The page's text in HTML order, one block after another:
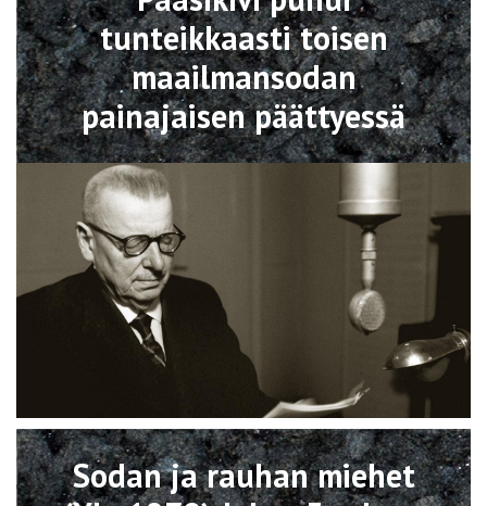
tunteikkaasti toisen
maailmansodan
painajaisen päättyessä
Sodan ja rauhan miehet
Avaa